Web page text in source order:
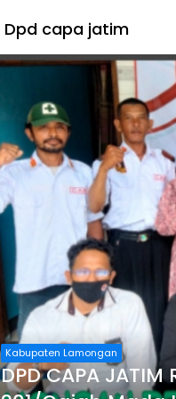
Dpd capa jatim
Kabupaten Lamongan
DPD CAPA